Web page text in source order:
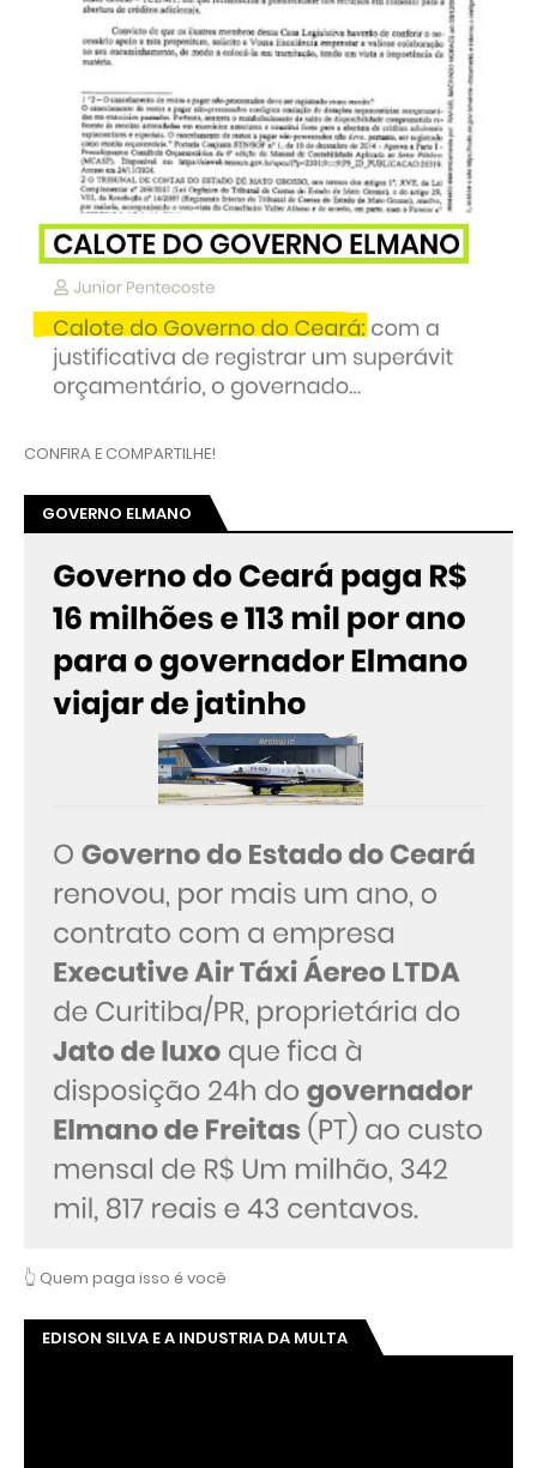
CONFIRA E COMPARTILHE!
GOVERNO ELMANO
👆 Quem paga isso é você
EDISON SILVA E A INDUSTRIA DA MULTA